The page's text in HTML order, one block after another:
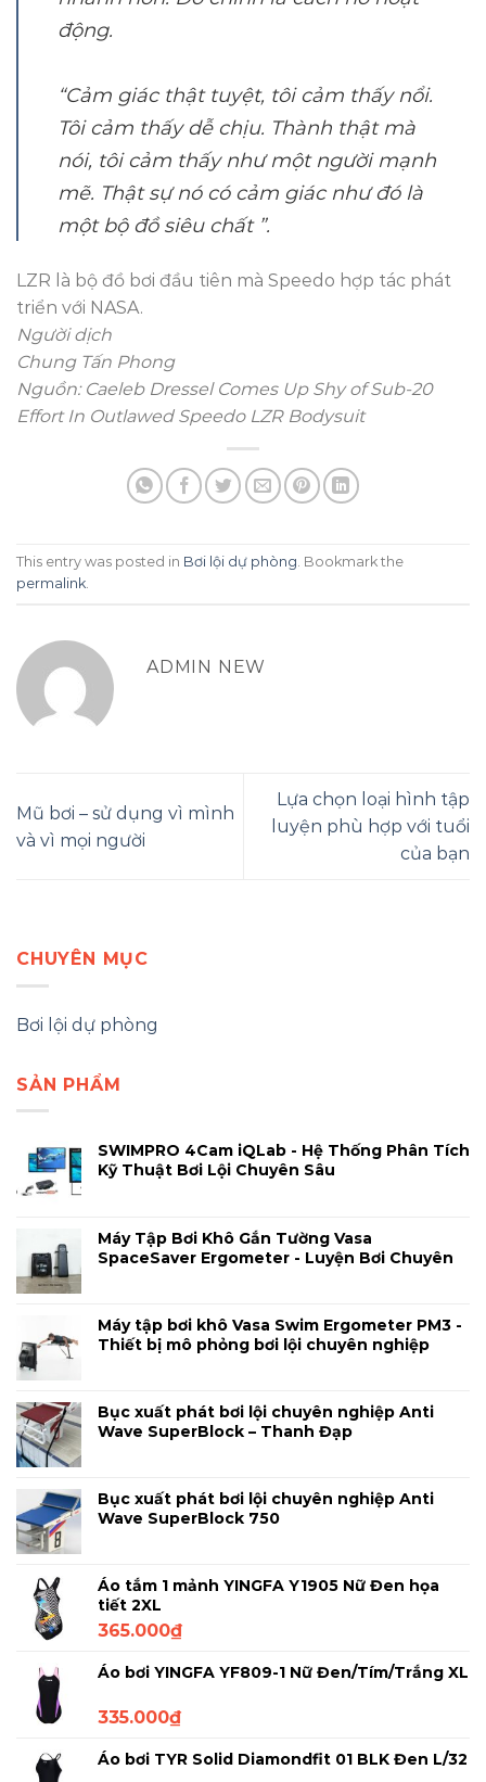
động.
“Cảm giác thật tuyệt, tôi cảm thấy nổi.
Tôi cảm thấy dễ chịu. Thành thật mà
nói, tôi cảm thấy như một người mạnh
mẽ. Thật sự nó có cảm giác như đó là
một bộ đồ siêu chất ”.
LZR là bộ đồ bơi đầu tiên mà Speedo hợp tác phát
triển với NASA.
Người dịch
Chung Tấn Phong
Nguồn: Caeleb Dressel Comes Up Shy of Sub-20
Effort In Outlawed Speedo LZR Bodysuit
This entry was posted in Bơi lội dự phòng. Bookmark the
permalink.
ADMIN NEW
Mũ bơi – sử dụng vì mình
và vì mọi người
Lựa chọn loại hình tập
luyện phù hợp với tuổi
của bạn
CHUYÊN MỤC
Bơi lội dự phòng
SẢN PHẨM
SWIMPRO 4Cam iQLab - Hệ Thống Phân Tích
Kỹ Thuật Bơi Lội Chuyên Sâu
Máy Tập Bơi Khô Gắn Tường Vasa
SpaceSaver Ergometer - Luyện Bơi Chuyên
Máy tập bơi khô Vasa Swim Ergometer PM3 -
Thiết bị mô phỏng bơi lội chuyên nghiệp
Bục xuất phát bơi lội chuyên nghiệp Anti
Wave SuperBlock – Thanh Đạp
Bục xuất phát bơi lội chuyên nghiệp Anti
Wave SuperBlock 750
Áo tắm 1 mảnh YINGFA Y1905 Nữ Đen họa
tiết 2XL
365.000₫
Áo bơi YINGFA YF809-1 Nữ Đen/Tím/Trắng XL
335.000₫
Áo bơi TYR Solid Diamondfit 01 BLK Đen L/32